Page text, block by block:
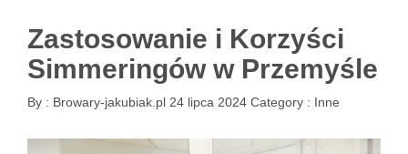
Zastosowanie i Korzyści
Simmeringów w Przemyśle
By : Browary-jakubiak.pl 24 lipca 2024 Category : Inne